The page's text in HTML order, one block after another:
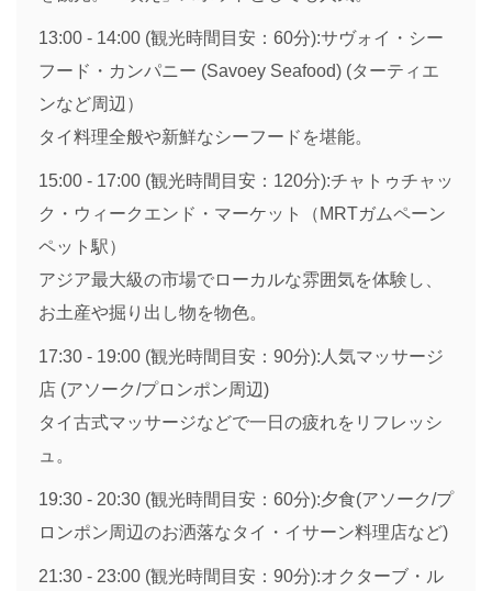
13:00 - 14:00 (観光時間目安：60分):サヴォイ・シー
フード・カンパニー (Savoey Seafood) (ターティエ
ンなど周辺）
タイ料理全般や新鮮なシーフードを堪能。
15:00 - 17:00 (観光時間目安：120分):チャトゥチャッ
ク・ウィークエンド・マーケット（MRTガムペーン
ペット駅）
アジア最大級の市場でローカルな雰囲気を体験し、
お土産や掘り出し物を物色。
17:30 - 19:00 (観光時間目安：90分):人気マッサージ
店 (アソーク/プロンポン周辺)
タイ古式マッサージなどで一日の疲れをリフレッシ
ュ。
19:30 - 20:30 (観光時間目安：60分):夕食(アソーク/プ
ロンポン周辺のお洒落なタイ・イサーン料理店など)
21:30 - 23:00 (観光時間目安：90分):オクターブ・ル